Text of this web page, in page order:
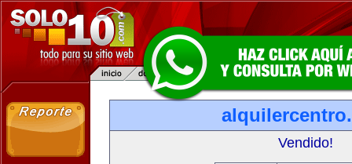
Vendido!